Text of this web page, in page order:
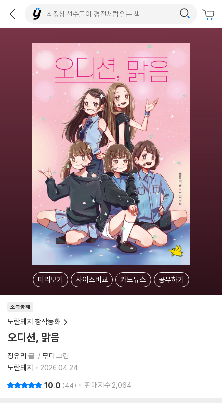
미리보기 사이즈비교 카드뉴스 공유하기
소득공제
노란돼지 창작동화
오디션, 맑음
정유리 글 무디 그림
노란돼지
2026.04.24.
10.0 44 판매지수 2,064